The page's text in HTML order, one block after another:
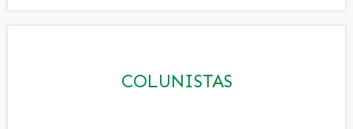
COLUNISTAS